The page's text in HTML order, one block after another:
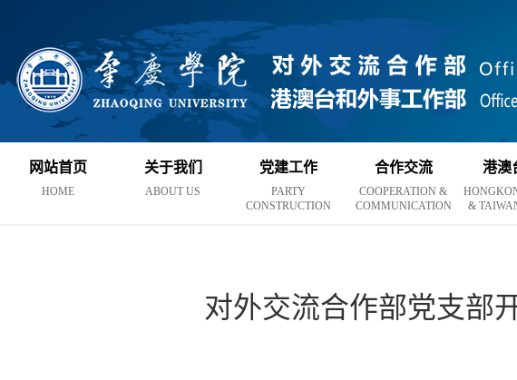
网站首页
HOME
关于我们
ABOUT US
党建工作
PARTY
CONSTRUCTION
合作交流
COOPERATION &
COMMUNICATION
港澳
&
对外交流合作部党支部